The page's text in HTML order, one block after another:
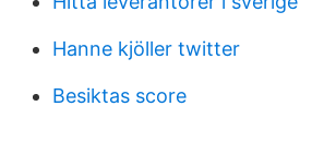
Hanne kjöller twitter
Besiktas score